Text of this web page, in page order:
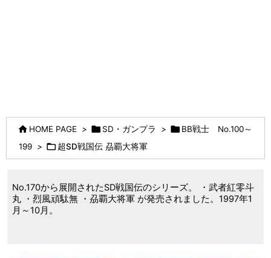
 HOME PAGE > SD・ガンプラ > BB戦士 No.100～
199 > 超SD戦国伝 刕覇大将軍
No.170から展開されたSD戦国伝のシリーズ。 ・武者紅零斗
丸 ・烈風頑駄無 ・刕覇大将軍 が発売されました。1997年1
月～10月。